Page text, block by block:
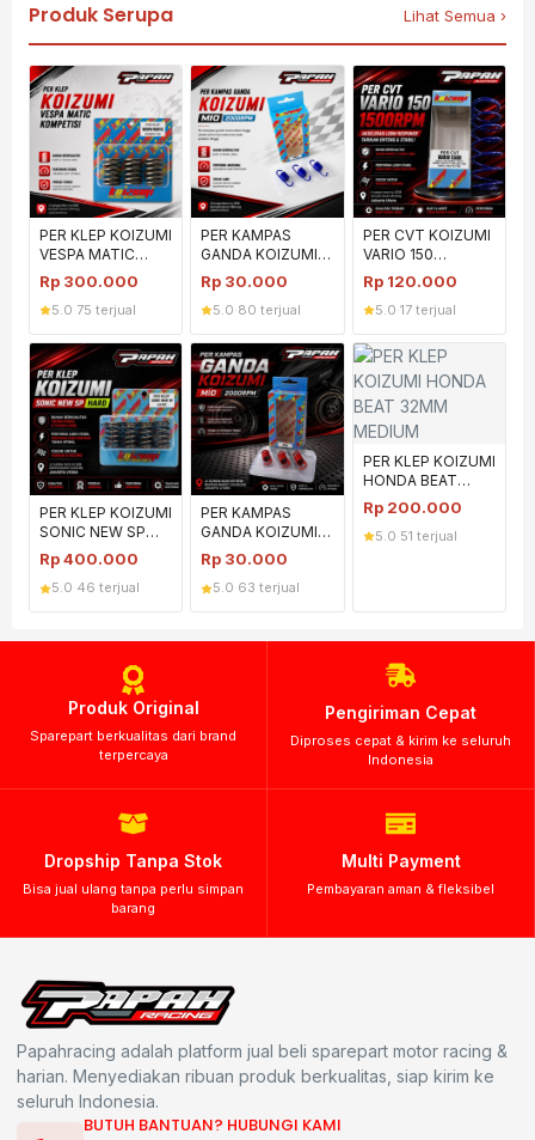
Produk Serupa Lihat Semua ›
PER KLEP KOIZUMI
VESPA MATIC
KOMPETISI
Rp 300.000
5.0 75 terjual
PER KAMPAS
GANDA KOIZUMI
MIO 1500RPM
Rp 30.000
5.0 80 terjual
PER CVT KOIZUMI
VARIO 150
1500RPM
Rp 120.000
5.0 17 terjual
PER KLEP KOIZUMI
SONIC NEW SP
HARD
Rp400.000
5.0 46 terjual
PER KAMPAS
GANDA KOIZUMI
MIO 2000RPM
Rp 30.000
5.0 63 terjual
PER KLEP KOIZUMI
HONDA BEAT
32MM MEDIUM
Rp 200.000
5.0 51 terjual
Produk Original
Sparepart berkualitas dari brand
terpercaya
Pengiriman Cepat
Diproses cepat & kirim ke seluruh
Indonesia
Dropship Tanpa Stok
Bisa jual ulang tanpa perlu simpan
barang
Multi Payment
Pembayaran aman & fleksibel
Papahracing adalah platform jual beli sparepart motor racing &
harian. Menyediakan ribuan produk berkualitas, siap kirim ke
seluruh Indonesia.
BUTUH BANTUAN? HUBUNGI KAMI